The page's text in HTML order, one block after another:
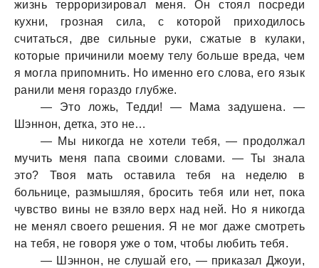
жизнь терроризировал меня. Он стоял посреди
кухни, грозная сила, с которой приходилось
считаться, две сильные руки, сжатые в кулаки,
которые причинили моему телу больше вреда, чем
я могла припомнить. Но именно его слова, его язык
ранили меня гораздо глубже.
— Это ложь, Тедди! — Мама задушена. —
Шэннон, детка, это не…
— Мы никогда не хотели тебя, — продолжал
мучить меня папа своими словами. — Ты знала
это? Твоя мать оставила тебя на неделю в
больнице, размышляя, бросить тебя или нет, пока
чувство вины не взяло верх над ней. Но я никогда
не менял своего решения. Я не мог даже смотреть
на тебя, не говоря уже о том, чтобы любить тебя.
— Шэннон, не слушай его, — приказал Джоуи,